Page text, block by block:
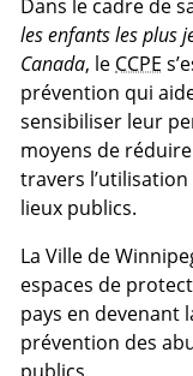
Dans le cadre de
les enfants les plus
Canada, le CCPE
prévention qui
sensibiliser leur
moyens de
travers
lieux publics.
La Ville de
espaces de
pays en devenant
prévention des